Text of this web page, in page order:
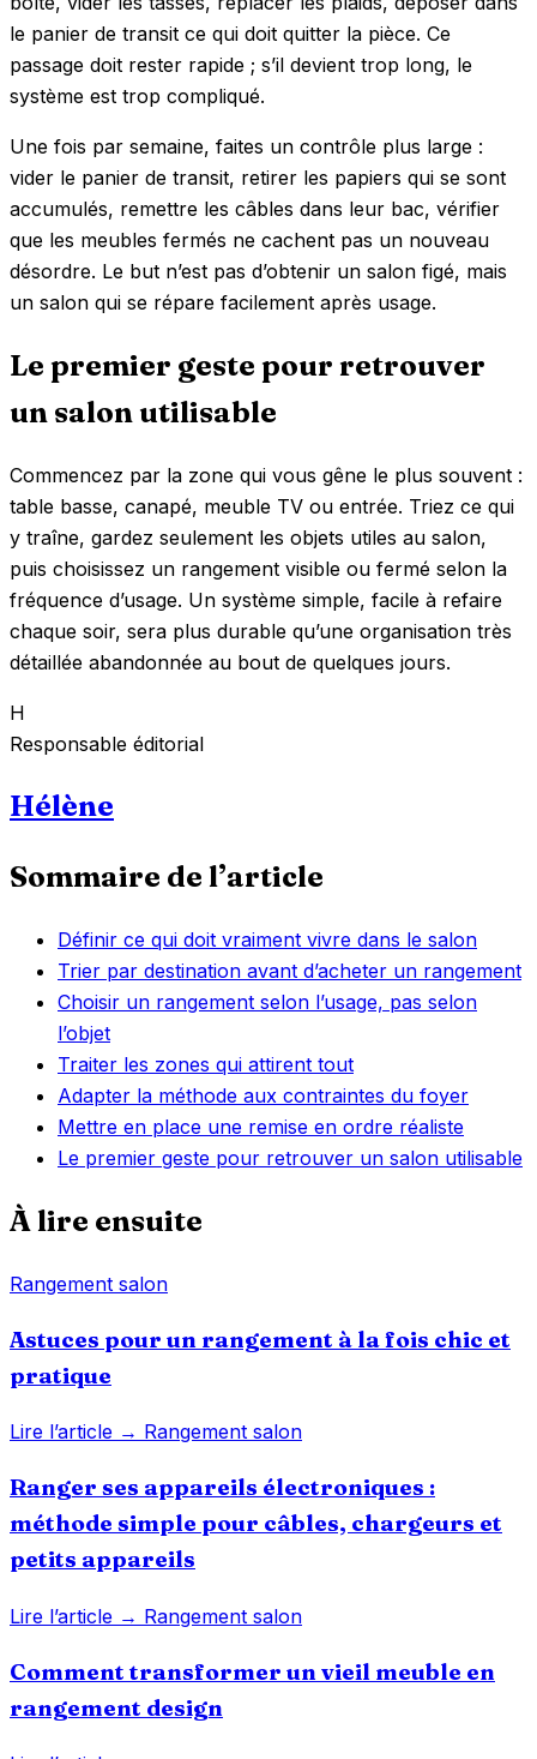
le panier de transit ce qui doit quitter la pièce. Ce
passage doit rester rapide ; s’il devient trop long, le
système est trop compliqué.
Une fois par semaine, faites un contrôle plus large :
vider le panier de transit, retirer les papiers qui se sont
accumulés, remettre les câbles dans leur bac, vérifier
que les meubles fermés ne cachent pas un nouveau
désordre. Le but n’est pas d’obtenir un salon figé, mais
un salon qui se répare facilement après usage.
Le premier geste pour retrouver
un salon utilisable
Commencez par la zone qui vous gêne le plus souvent :
table basse, canapé, meuble TV ou entrée. Triez ce qui
y traîne, gardez seulement les objets utiles au salon,
puis choisissez un rangement visible ou fermé selon la
fréquence d’usage. Un système simple, facile à refaire
chaque soir, sera plus durable qu’une organisation très
détaillée abandonnée au bout de quelques jours.
H
Responsable éditorial
Hélène
Sommaire de l’article
Définir ce qui doit vraiment vivre dans le salon
Trier par destination avant d’acheter un rangement
Choisir un rangement selon l’usage, pas selon
l’objet
Traiter les zones qui attirent tout
Adapter la méthode aux contraintes du foyer
Mettre en place une remise en ordre réaliste
Le premier geste pour retrouver un salon utilisable
À lire ensuite
Rangement salon
Astuces pour un rangement à la fois chic et
pratique
Lire l’article → Rangement salon
Ranger ses appareils électroniques :
méthode simple pour câbles, chargeurs et
petits appareils
Lire l’article → Rangement salon
Comment transformer un vieil meuble en
rangement design